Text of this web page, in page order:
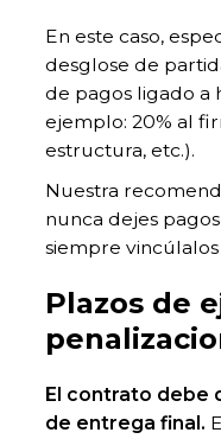
En este caso,
desglose de
de pagos ligado a
ejemplo: 20% al
estructura, etc.).
Nuestra
nunca dejes
siempre
Plazos de
El contrato debe
de entrega final.